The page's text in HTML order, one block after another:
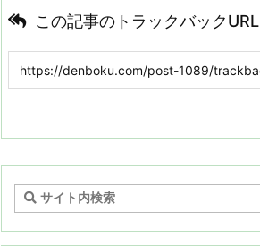
この記事のトラックバックURL